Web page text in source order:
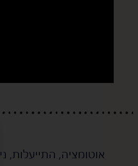
אוטומציה, התייעלות,